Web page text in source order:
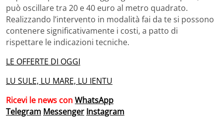
può oscillare tra 20 e 40 euro al metro quadrato.
Realizzando l’intervento in modalità fai da te si possono
contenere significativamente i costi, a patto di
rispettare le indicazioni tecniche.
LE OFFERTE DI OGGI
LU SULE, LU MARE, LU IENTU
Ricevi le news conWhatsApp
Telegram Messenger Instagram